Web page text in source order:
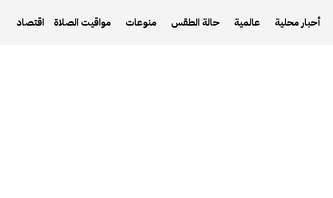
أحبار محلية عالمية حالة الطقس منوعات مواقيت الصلاة اقتصاد